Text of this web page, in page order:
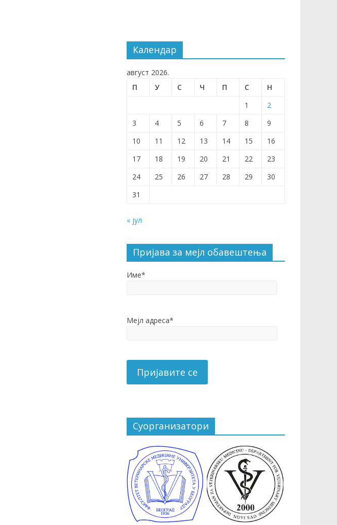
Календар
август 2026.
П
У С Ч П С
Н
1
2
3
4 5 6 7 8
9
10
11 12 13 14 15
16
17
18 19 20 21 22
23
24
25 26 27 28 29
30
31
« јул
Пријава за мејл обавештења
Име*
Мејл адреса*
Суорганизатори